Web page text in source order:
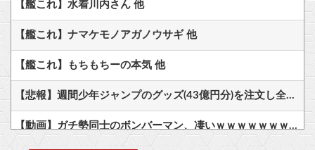
【艦これ】水着川内さん 他
【艦これ】ナマケモノアガノウサギ 他
【艦これ】もちもちーの本気 他
【悲報】週間少年ジャンプのグッズ(43億円分)を注文し全てキャンセルした女逮捕ｗｗｗｗｗｗｗｗ
【動画】ガチ勢同士のボンバーマン、凄いｗｗｗｗｗｗｗｗｗｗｗｗ